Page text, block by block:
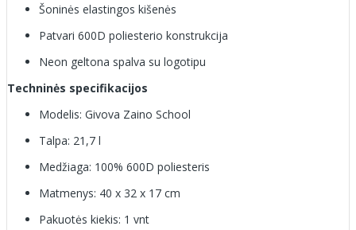
Šoninės elastingos kišenės
Patvari 600D poliesterio konstrukcija
Neon geltona spalva su logotipu
Techninės specifikacijos
Modelis: Givova Zaino School
Talpa: 21,7 l
Medžiaga: 100% 600D poliesteris
Matmenys: 40 x 32 x 17 cm
Pakuotės kiekis: 1 vnt